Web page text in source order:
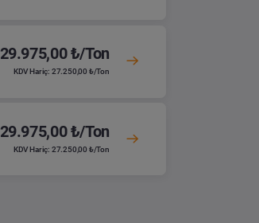
29.975,00 ₺/Ton
KDV Hariç: 27.250,00 ₺/Ton
29.975,00 ₺/Ton
KDV Hariç: 27.250,00 ₺/Ton